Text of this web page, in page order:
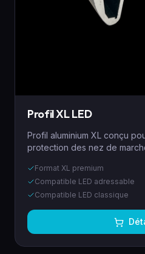
Profil XL LED
Profil aluminium XL conçu
protection des nez de
classique ou adressable.
Format XL premium
Compatible LED adressable
Compatible LED classique